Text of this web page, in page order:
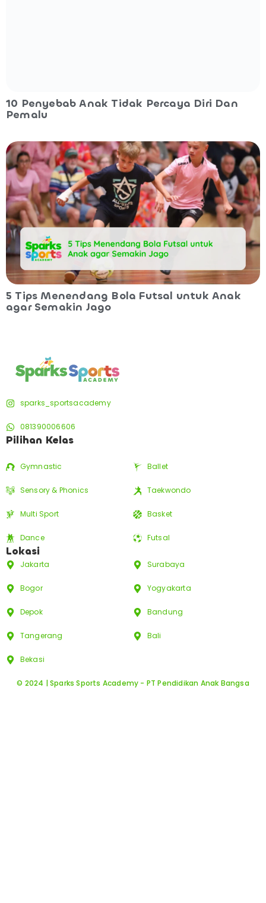
10 Penyebab Anak Tidak Percaya Diri Dan
Pemalu
5 Tips Menendang Bola Futsal untuk Anak
agar Semakin Jago
sparks_sportsacademy
081390006606
Pilihan Kelas
Gymnastic
Sensory & Phonics
Multi Sport
Dance
Ballet
Taekwondo
Basket
Futsal
Lokasi
Jakarta
Bogor
Depok
Tangerang
Bekasi
Surabaya
Yogyakarta
Bandung
Bali
© 2024 | Sparks Sports Academy - PT Pendidikan Anak Bangsa